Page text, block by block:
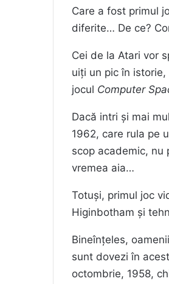
Care a fost primul
diferite… De ce?
Cei de la Atari vor
uiți un pic în
jocul Computer
Dacă intri și mai
1962, care rula pe
scop academic, nu
vremea aia…
Totuși, primul joc
Higinbotham și
Bineînțeles,
sunt dovezi în
octombrie, 1958,